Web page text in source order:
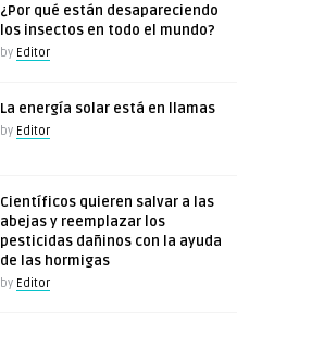
¿Por qué están desapareciendo
los insectos en todo el mundo?
by Editor
La energía solar está en llamas
by Editor
Científicos quieren salvar a las
abejas y reemplazar los
pesticidas dañinos con la ayuda
de las hormigas
by Editor